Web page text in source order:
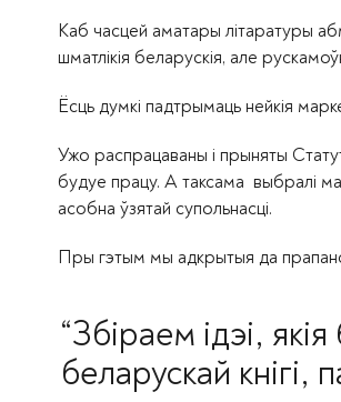
Каб часцей аматары літаратуры
шматлікія беларускія, але
Ёсць думкі падтрымаць нейкія
Ужо распрацаваны і прыняты
будуе працу. А таксама выбралі
асобна ўзятай супольнасці.
Пры гэтым мы адкрытыя да
“Збіраем ідэі,
беларускай